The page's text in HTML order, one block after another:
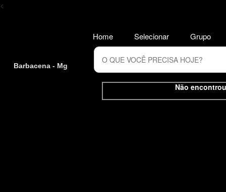
<
Barbacena - Mg
Não
Home Selecionar Grupo